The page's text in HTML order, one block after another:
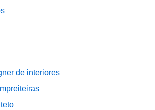
de interiores